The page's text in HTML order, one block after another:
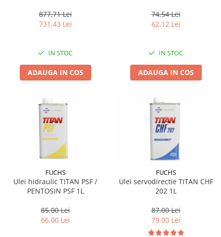
877,71 Lei
731,43 Lei
IN STOC
ADAUGA IN COS
74,54 Lei
62,12 Lei
IN STOC
ADAUGA IN COS
FUCHS
Ulei hidraulic TITAN PSF /
PENTOSIN PSF 1L
85,00 Lei
66,00 Lei
FUCHS
Ulei servodirectie TITAN CHF
202 1L
87,00 Lei
79,00 Lei